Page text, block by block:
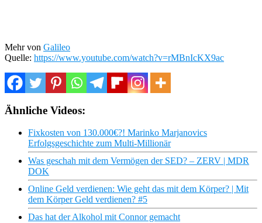
Mehr von Galileo
Quelle: https://www.youtube.com/watch?v=rMBnIcKX9ac
Ähnliche Videos:
Fixkosten von 130.000€?! Marinko Marjanovics
Erfolgsgeschichte zum Multi-Millionär
Was geschah mit dem Vermögen der SED? – ZERV | MDR
DOK
Online Geld verdienen: Wie geht das mit dem Körper? | Mit
dem Körper Geld verdienen? #5
Das hat der Alkohol mit Connor gemacht